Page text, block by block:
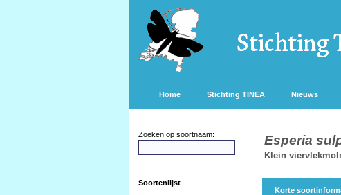
Home Stichting TINEA Nieuws
Zoeken op soortnaam:
Soortenlijst
Esperia
Klein
Korte